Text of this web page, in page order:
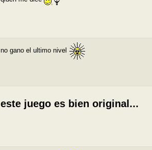
no gano el ultimo nivel
este juego es bien original...